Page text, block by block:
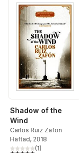
Shadow of the
Wind
Carlos Ruiz Zafon
Häftad, 2018
(1)